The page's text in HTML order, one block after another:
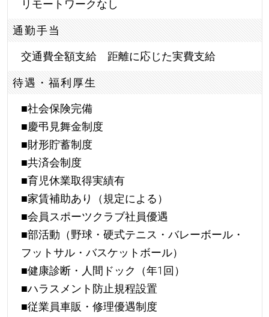
リモートワークなし
通勤手当
交通費全額支給 距離に応じた実費支給
待遇・福利厚生
■社会保険完備
■慶弔見舞金制度
■財形貯蓄制度
■共済会制度
■育児休業取得実績有
■家賃補助あり（規定による）
■会員スポーツクラブ社員優遇
■部活動（野球・硬式テニス・バレーボール・
フットサル・バスケットボール）
■健康診断・人間ドック（年1回）
■ハラスメント防止規程設置
■従業員車販・修理優遇制度